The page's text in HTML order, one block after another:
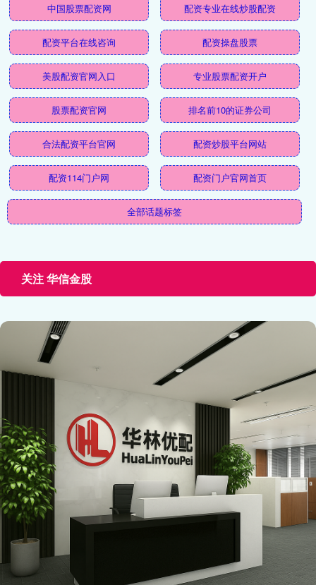
中国股票配资网 配资专业在线炒股配资
配资平台在线咨询 配资操盘股票
美股配资官网入口 专业股票配资开户
股票配资官网 排名前10的证券公司
合法配资平台官网 配资炒股平台网站
配资114门户网 配资门户官网首页
全部话题标签
关注 华信金股